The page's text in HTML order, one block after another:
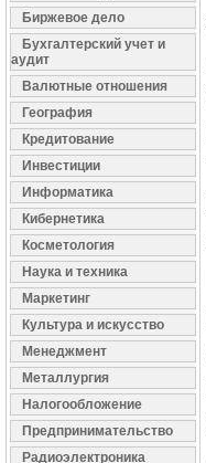
Биржевое дело
Бухгалтерский учет и
аудит
Валютные отношения
География
Кредитование
Инвестиции
Информатика
Кибернетика
Косметология
Наука и техника
Маркетинг
Культура и искусство
Менеджмент
Металлургия
Налогообложение
Предпринимательство
Радиоэлектроника